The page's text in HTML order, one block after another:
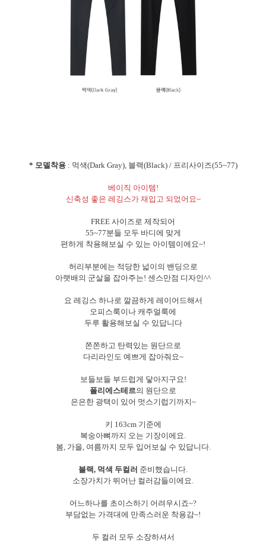
* 모델착용: 먹색(Dark Gray), 블랙(Black) / 프리사이즈(55~77)
베이직 아이템!
신축성 좋은 레깅스가 재입고 되었어요~
FREE 사이즈로 제작되어
55~77분들 모두 바디에 맞게
편하게 착용해보실 수 있는 아이템이에요~!
허리부분에는 적당한 넓이의 밴딩으로
아랫배의 군살을 잡아주는! 센스만점 디자인^^
요 레깅스 하나로 깔끔하게 레이어드해서
오피스룩이나 캐주얼룩에
두루 활용해보실 수 있답니다
쫀쫀하고 탄력있는 원단으로
다리라인도 예쁘게 잡아줘요~
보들보들 부드럽게 닿아지구요!
폴리에스테르의 원단으로
은은한 광택이 있어 멋스기럽기까지~
키 163cm 기준에
복숭아뼈까지 오는 기장이에요.
봄, 가을, 여름까지 모두 입어보실 수 있답니다.
블랙, 먹색 두컬러 준비했습니다.
소장가치가 뛰어난 컬러감들이에요.
어느하나를 초이스하기 어려우시죠~?
부담없는 가격대에 만족스러운 착용감~!
두 컬러 모두 소장하셔서